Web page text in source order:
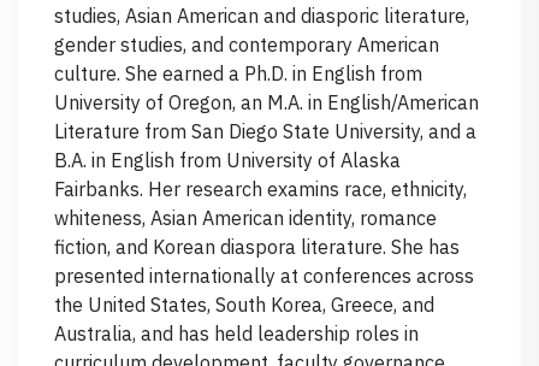
studies, Asian American and diasporic literature,
gender studies, and contemporary American
culture. She earned a Ph.D. in English from
University of Oregon, an M.A. in English/American
Literature from San Diego State University, and a
B.A. in English from University of Alaska
Fairbanks. Her research examins race, ethnicity,
whiteness, Asian American identity, romance
fiction, and Korean diaspora literature. She has
presented internationally at conferences across
the United States, South Korea, Greece, and
Australia, and has held leadership roles in